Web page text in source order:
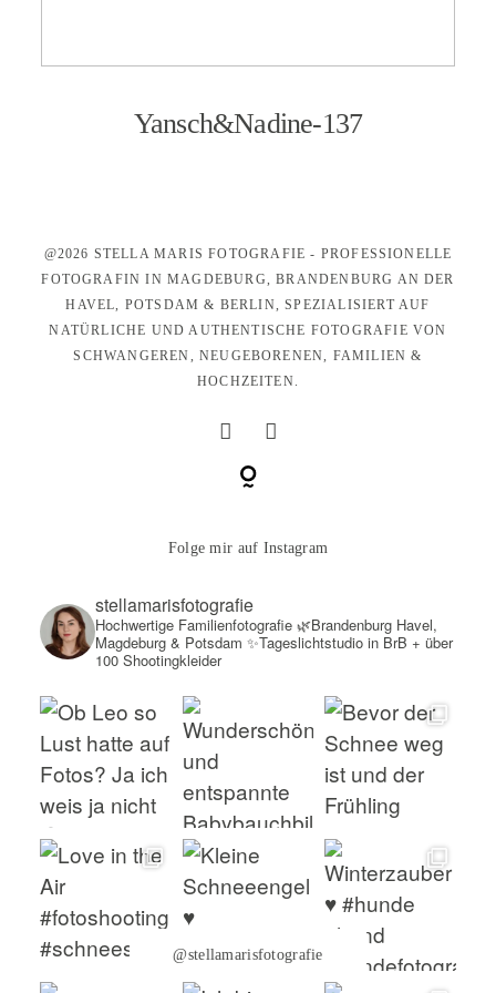
Yansch&Nadine-137
@2026 STELLA MARIS FOTOGRAFIE - PROFESSIONELLE
FOTOGRAFIN IN MAGDEBURG, BRANDENBURG AN DER
HAVEL, POTSDAM & BERLIN, SPEZIALISIERT AUF
NATÜRLICHE UND AUTHENTISCHE FOTOGRAFIE VON
SCHWANGEREN, NEUGEBORENEN, FAMILIEN &
HOCHZEITEN.
Folge mir auf Instagram
@stellamarisfotografie
stellamarisfotografie
Hochwertige Familienfotografie🌿Brandenburg Havel,
Magdeburg & Potsdam ✨Tageslichtstudio in BrB + über
100 Shootingkleider